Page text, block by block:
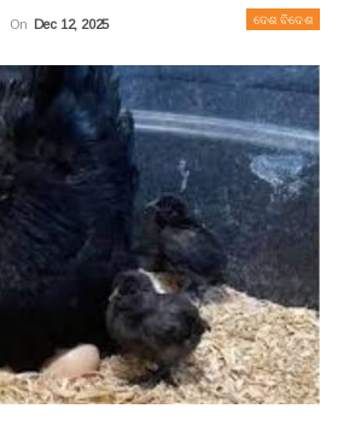
ଦେଶ ବିଦେଶ
On Dec 12, 2025